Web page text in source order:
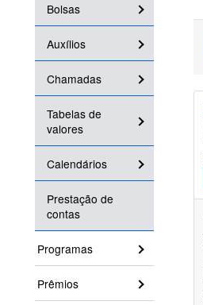
Bolsas
Auxílios
Chamadas
Tabelas de
valores
Calendários
Prestação de
contas
Programas
Prêmios